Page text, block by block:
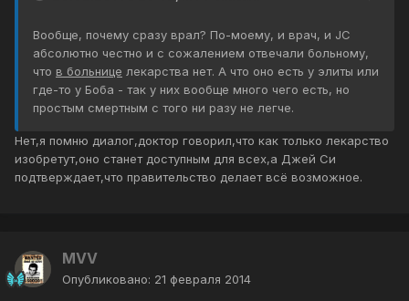
Вообще, почему сразу врал? По-моему, и врач, и JC
абсолютно честно и с сожалением отвечали больному,
что в больнице лекарства нет. А что оно есть у элиты или
где-то у Боба - так у них вообще много чего есть, но
простым смертным с того ни разу не легче.
Нет,я помню диалог,доктор говорил,что как только лекарство
изобретут,оно станет доступным для всех,а Джей Си
подтверждает,что правительство делает всё возможное.
MVV
Опубликовано: 21 февраля 2014